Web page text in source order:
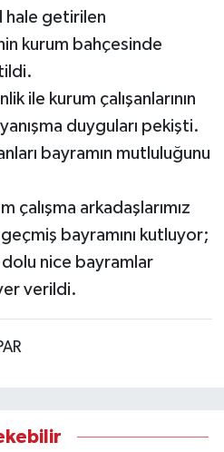
hale getirilen
kurum bahçesinde
ile kurum çalışanlarının
duyguları pekişti.
bayramın mutluluğunu
çalışma arkadaşlarımız
bayramını kutluyor;
dolu nice bayramlar
verildi.